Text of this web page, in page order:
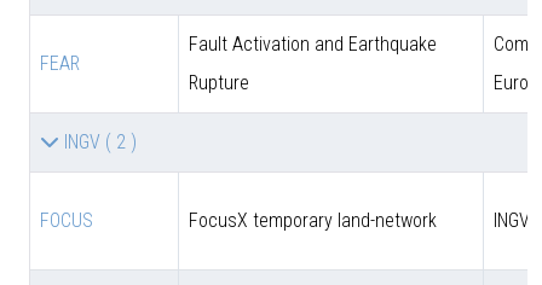
FEAR
Fault Activation and Earthquake
Rupture
INGV ( 2 )
FOCUS FocusX temporary land-network INGV